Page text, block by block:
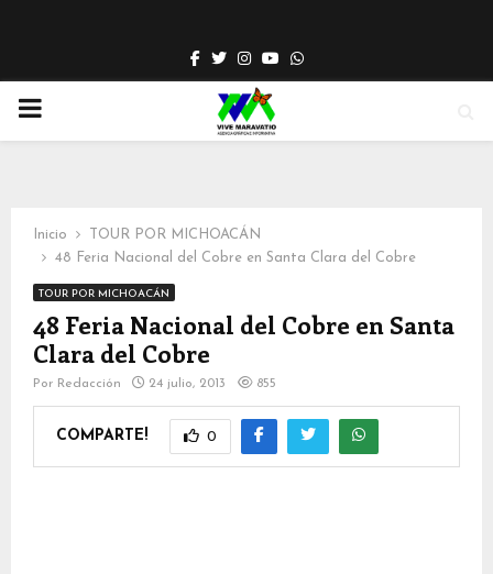
Facebook
TwitterInstagram
YoutubeWhatsapp
PRIMARY
Inicio
TOUR POR MICHOACÁN
48 Feria Nacional del Cobre en Santa Clara del Cobre
TOUR POR MICHOACÁN
48 Feria Nacional del Cobre en Santa
Clara del Cobre
Por Redacción 24 julio, 2013 855
COMPARTE! 0